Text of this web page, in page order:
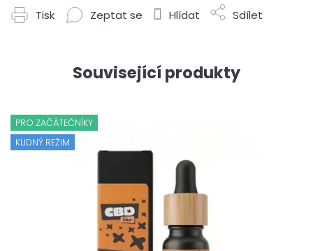
Tisk Zeptat se Hlídat Sdílet
Související produkty
PRO ZAČÁTEČNÍKY
KLIDNÝ REŽIM